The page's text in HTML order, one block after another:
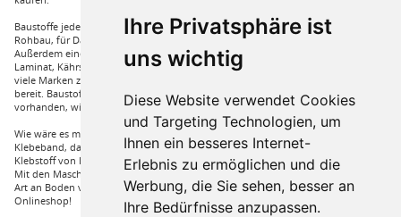
Ihre Privatsphäre ist
uns wichtig
Diese Website verwendet Cookies
und Targeting Technologien, um
Ihnen ein besseres Internet-
Erlebnis zu ermöglichen und die
Werbung, die Sie sehen, besser an
Ihre Bedürfnisse anzupassen.
Baustoffe jeder Art die sie für ihren Haus benötigen, wie beispielsweise für den
Rohbau, für Dämmungen für ihr Haus und für den Innenausbau. Wir führen
Außerdem eine große Auswahl an Bodenbelägen wie GUNREBEN Parkett, JOKA
Laminat, Kährs Parkett, Pardor Laminat, PCV Boden der Marke Wefloor und
viele Marken zu Fliesen, hierzu steht unser Service Team aus Fachprofis zur Hilfe
bereit. Baustoffe für den Außenbereich haben wir ebenso in unserem Sortiment
vorhanden, wie Dachfenster, Gartenhäuser und auch diverse Zäune.
Wie wäre es mit Klebstoffe von Uzin, wie zum Beispiel das Aluminium
Klebeband, dass Sie auch bei hoher Hitze einsetzen können oder auch ein
Klebstoff von Bona, dass für verkleben von Massivholzdielen in Einsatz kommt.
Mit den Maschinen von Wolff und Janser können sie im Handumdrehen jeder
Art an Boden verarbeiten. Vieles mehr an Marken und Artikel nur bei uns im
Onlineshop!